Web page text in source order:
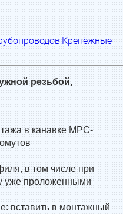
,Крепёжные
резьбой,
в канавке MPC-
в том числе при
уже проложенными
вставить в монтажный